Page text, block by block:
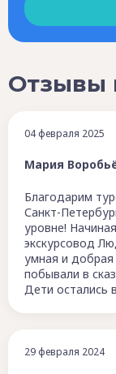
Отзывы
04 февраля 2025
Мария
Благодарим
Санкт-
уровне!
экскурсовод
умная и
побывали в
Дети остались
29 февраля 2024